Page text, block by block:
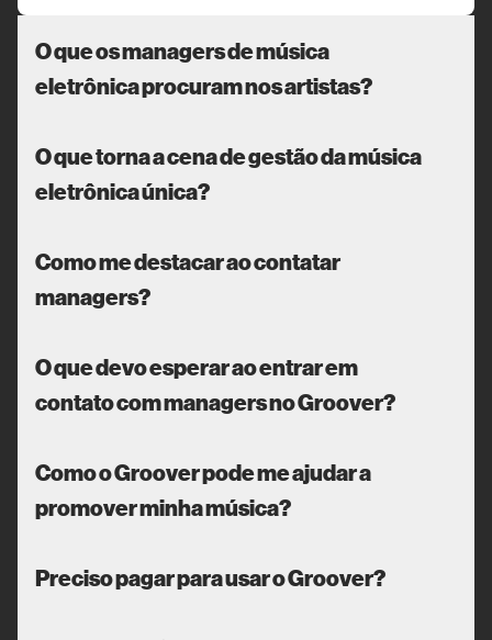
O que os managers de música
eletrônica procuram nos artistas?
O que torna a cena de gestão da música
eletrônica única?
Como me destacar ao contatar
managers?
O que devo esperar ao entrar em
contato com managers no Groover?
Como o Groover pode me ajudar a
promover minha música?
Preciso pagar para usar o Groover?